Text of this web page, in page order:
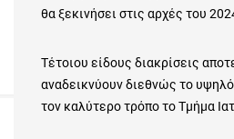
θα ξεκινήσει στις αρχές του
Τέτοιου είδους διακρίσεις
αναδεικνύουν διεθνώς το
τον καλύτερο τρόπο το Τμήμα